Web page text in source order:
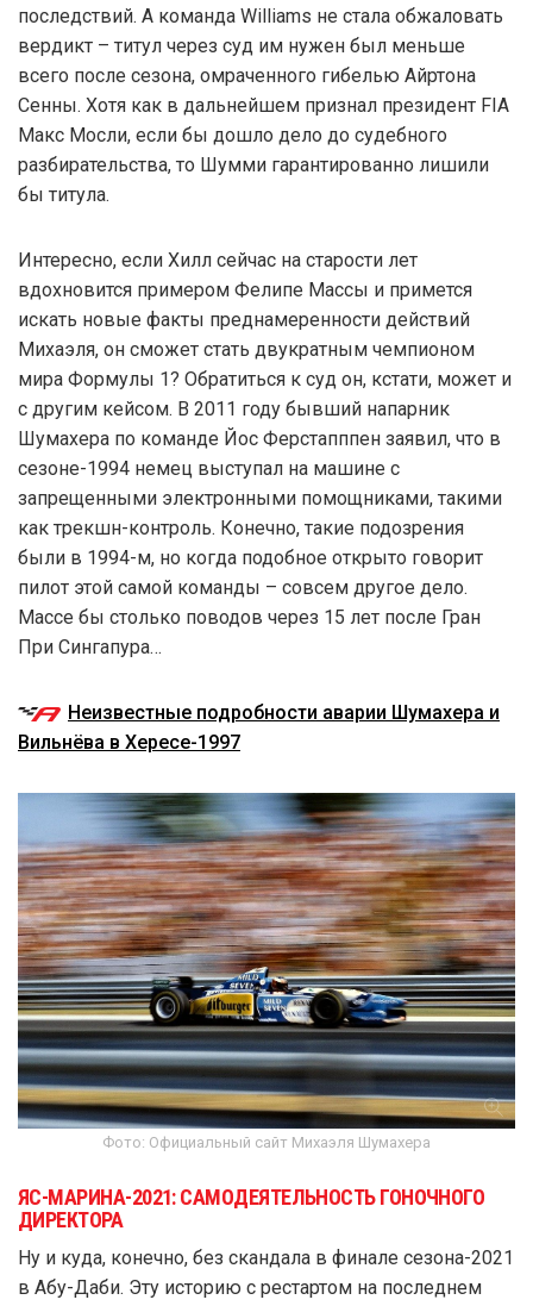
последствий. А команда Williams не стала обжаловать
вердикт – титул через суд им нужен был меньше
всего после сезона, омраченного гибелью Айртона
Сенны. Хотя как в дальнейшем признал президент FIA
Макс Мосли, если бы дошло дело до судебного
разбирательства, то Шумми гарантированно лишили
бы титула.
Интересно, если Хилл сейчас на старости лет
вдохновится примером Фелипе Массы и примется
искать новые факты преднамеренности действий
Михаэля, он сможет стать двукратным чемпионом
мира Формулы 1? Обратиться к суд он, кстати, может и
с другим кейсом. В 2011 году бывший напарник
Шумахера по команде Йос Ферстапппен заявил, что в
сезоне-1994 немец выступал на машине с
запрещенными электронными помощниками, такими
как трекшн-контроль. Конечно, такие подозрения
были в 1994-м, но когда подобное открыто говорит
пилот этой самой команды – совсем другое дело.
Массе бы столько поводов через 15 лет после Гран
При Сингапура…
Неизвестные подробности аварии Шумахера и
Вильнёва в Хересе-1997
Фото: Официальный сайт Михаэля Шумахера
ЯС-МАРИНА-2021: САМОДЕЯТЕЛЬНОСТЬ ГОНОЧНОГО
ДИРЕКТОРА
Ну и куда, конечно, без скандала в финале сезона-2021
в Абу-Даби. Эту историю с рестартом на последнем